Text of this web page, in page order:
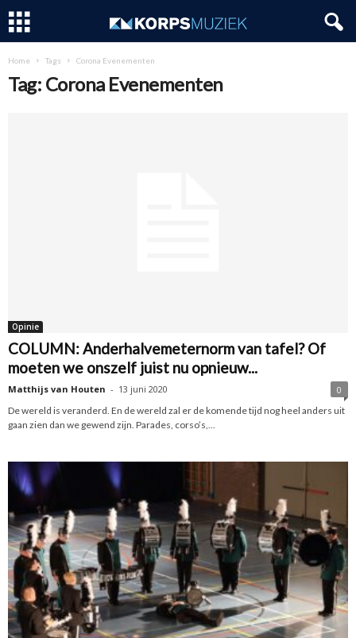
Home Tags Corona Evenementen
Tag: Corona Evenementen
Opinie
COLUMN: Anderhalvemeternorm van tafel? Of
moeten we onszelf juist nu opnieuw...
Matthijs van Houten - 13 juni 2020
0
De wereld is veranderd. En de wereld zal er de komende tijd nog heel anders uit
gaan zien dan we gewend zijn. Parades, corso’s,...